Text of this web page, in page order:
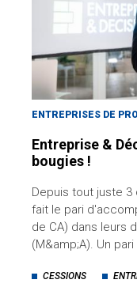
ENTREPRISES DE
Entreprise &
bougies !
Depuis tout juste
fait le pari
de CA) dans leurs
(M&amp;A). Un
CESSIONS